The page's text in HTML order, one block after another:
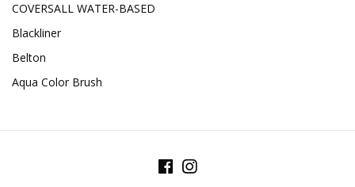
COVERSALL WATER-BASED
Blackliner
Belton
Aqua Color Brush